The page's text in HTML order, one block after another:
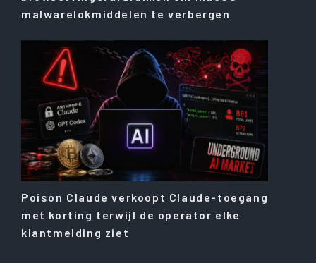
malwarelokmiddelen te verbergen
Poison Claude verkoopt Claude-toegang
met korting terwijl de operator elke
klantmelding ziet